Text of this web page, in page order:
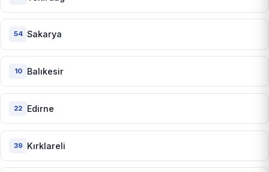
54 Sakarya
10 Balıkesir
22 Edirne
39 Kırklareli